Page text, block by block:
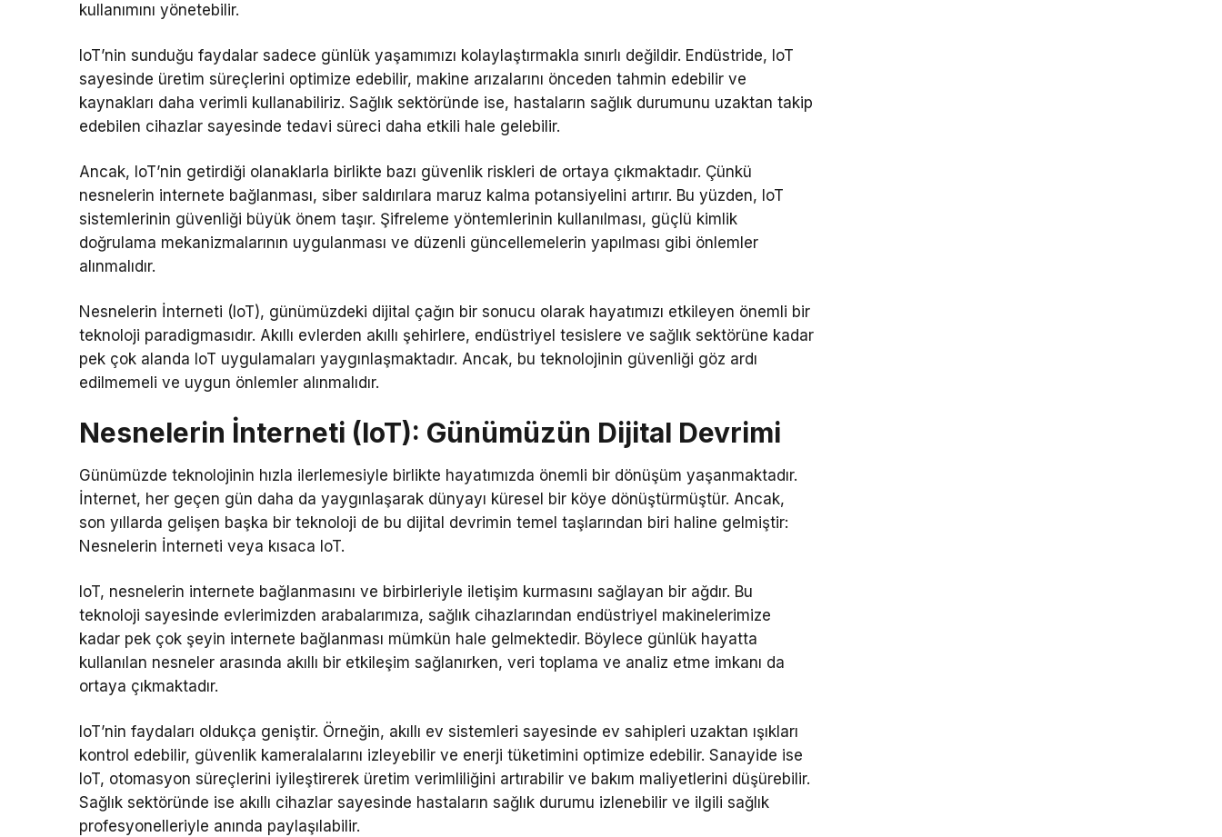
kullanımını yönetebilir.
IoT’nin sunduğu faydalar sadece günlük yaşamımızı kolaylaştırmakla sınırlı değildir. Endüstride, IoT
sayesinde üretim süreçlerini optimize edebilir, makine arızalarını önceden tahmin edebilir ve
kaynakları daha verimli kullanabiliriz. Sağlık sektöründe ise, hastaların sağlık durumunu uzaktan takip
edebilen cihazlar sayesinde tedavi süreci daha etkili hale gelebilir.
Ancak, IoT’nin getirdiği olanaklarla birlikte bazı güvenlik riskleri de ortaya çıkmaktadır. Çünkü
nesnelerin internete bağlanması, siber saldırılara maruz kalma potansiyelini artırır. Bu yüzden, IoT
sistemlerinin güvenliği büyük önem taşır. Şifreleme yöntemlerinin kullanılması, güçlü kimlik
doğrulama mekanizmalarının uygulanması ve düzenli güncellemelerin yapılması gibi önlemler
alınmalıdır.
Nesnelerin İnterneti (IoT), günümüzdeki dijital çağın bir sonucu olarak hayatımızı etkileyen önemli bir
teknoloji paradigmasıdır. Akıllı evlerden akıllı şehirlere, endüstriyel tesislere ve sağlık sektörüne kadar
pek çok alanda IoT uygulamaları yaygınlaşmaktadır. Ancak, bu teknolojinin güvenliği göz ardı
edilmemeli ve uygun önlemler alınmalıdır.
Nesnelerin İnterneti (IoT): Günümüzün Dijital Devrimi
Günümüzde teknolojinin hızla ilerlemesiyle birlikte hayatımızda önemli bir dönüşüm yaşanmaktadır.
İnternet, her geçen gün daha da yaygınlaşarak dünyayı küresel bir köye dönüştürmüştür. Ancak,
son yıllarda gelişen başka bir teknoloji de bu dijital devrimin temel taşlarından biri haline gelmiştir:
Nesnelerin İnterneti veya kısaca IoT.
IoT, nesnelerin internete bağlanmasını ve birbirleriyle iletişim kurmasını sağlayan bir ağdır. Bu
teknoloji sayesinde evlerimizden arabalarımıza, sağlık cihazlarından endüstriyel makinelerimize
kadar pek çok şeyin internete bağlanması mümkün hale gelmektedir. Böylece günlük hayatta
kullanılan nesneler arasında akıllı bir etkileşim sağlanırken, veri toplama ve analiz etme imkanı da
ortaya çıkmaktadır.
IoT’nin faydaları oldukça geniştir. Örneğin, akıllı ev sistemleri sayesinde ev sahipleri uzaktan ışıkları
kontrol edebilir, güvenlik kameralalarını izleyebilir ve enerji tüketimini optimize edebilir. Sanayide ise
IoT, otomasyon süreçlerini iyileştirerek üretim verimliliğini artırabilir ve bakım maliyetlerini düşürebilir.
Sağlık sektöründe ise akıllı cihazlar sayesinde hastaların sağlık durumu izlenebilir ve ilgili sağlık
profesyonelleriyle anında paylaşılabilir.